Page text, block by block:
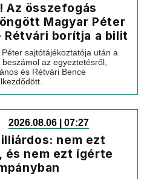
Az összefogás
Magyar Péter
borítja a bilit
sajtótájékoztatója után a
az egyeztetésről,
és Rétvári Bence
2026.08.06 | 07:27
nem ezt
és nem ezt ígérte